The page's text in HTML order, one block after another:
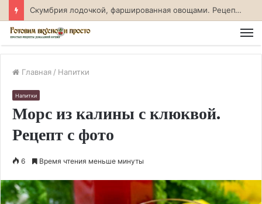
Скумбрия лодочкой, фаршированная овощами. Рецепт с фото
Главная / Напитки
Напитки
Морс из калины с клюквой.
Рецепт с фото
6 Время чтения меньше минуты